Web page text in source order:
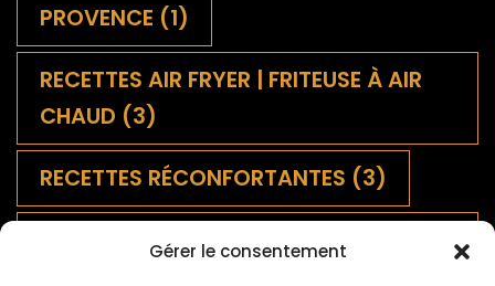
Gérer le consentement
PROVENCE (1)
RECETTES AIR FRYER | FRITEUSE À AIR
CHAUD (3)
RECETTES RÉCONFORTANTES (3)
SALADES FRANÇAISES